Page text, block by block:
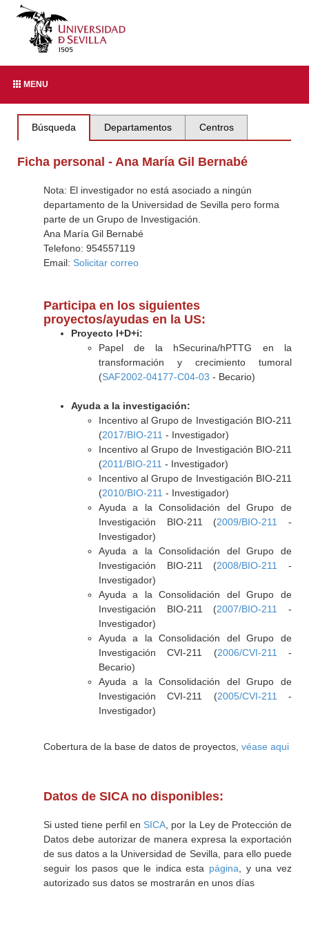
MENU
Búsqueda Departamentos Centros
Ficha personal - Ana María Gil Bernabé
Nota: El investigador no está asociado a ningún
departamento de la Universidad de Sevilla pero forma
parte de un Grupo de Investigación.
Ana María Gil Bernabé
Telefono: 954557119
Email: Solicitar correo
Participa en los siguientes
proyectos/ayudas en la US:
Proyecto I+D+i:
Papel de la hSecurina/hPTTG en la
transformación y crecimiento tumoral
(SAF2002-04177-C04-03 - Becario)
Ayuda a la investigación:
Incentivo al Grupo de Investigación BIO-211
(2017/BIO-211 - Investigador)
Incentivo al Grupo de Investigación BIO-211
(2011/BIO-211 - Investigador)
Incentivo al Grupo de Investigación BIO-211
(2010/BIO-211 - Investigador)
Ayuda a la Consolidación del Grupo de
Investigación BIO-211 (2009/BIO-211
-
Investigador)
Ayuda a la Consolidación del Grupo de
Investigación BIO-211 (2008/BIO-211
-
Investigador)
Ayuda a la Consolidación del Grupo de
Investigación BIO-211 (2007/BIO-211
-
Investigador)
Ayuda a la Consolidación del Grupo de
Investigación CVI-211 (2006/CVI-211
-
Becario)
Ayuda a la Consolidación del Grupo de
Investigación CVI-211 (2005/CVI-211
-
Investigador)
Cobertura de la base de datos de proyectos, véase aqui
Datos de SICA no disponibles:
Si usted tiene perfil en SICA , por la Ley de Protección de
Datos debe autorizar de manera expresa la exportación
de sus datos a la Universidad de Sevilla, para ello puede
seguir los pasos que le indica esta página , y una vez
autorizado sus datos se mostrarán en unos días